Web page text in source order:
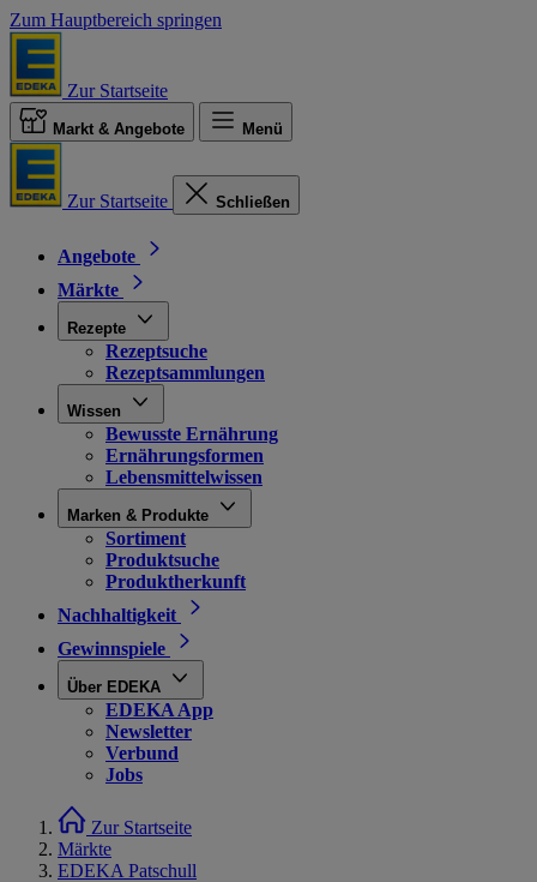
Zum Hauptbereich springen
Zur Startseite
Markt & Angebote Menü
Zur Startseite Schließen
Angebote
Märkte
Rezepte
Rezeptsuche
Rezeptsammlungen
Wissen
Bewusste Ernährung
Ernährungsformen
Lebensmittelwissen
Marken & Produkte
Sortiment
Produktsuche
Produktherkunft
Nachhaltigkeit
Gewinnspiele
Über EDEKA
EDEKA App
Newsletter
Verbund
Jobs
Zur Startseite
Märkte
EDEKA Patschull